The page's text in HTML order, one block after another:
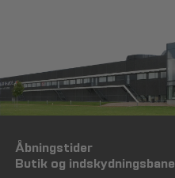
Åbningstider
Butik og indskydningsbane